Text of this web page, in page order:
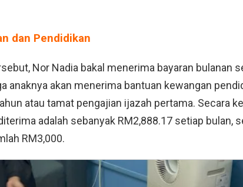
dan Pendidikan
Nor Nadia bakal menerima bayaran bulanan
anaknya akan menerima bantuan kewangan
atau tamat pengajian ijazah pertama. Secara
adalah sebanyak RM2,888.17 setiap bulan,
RM3,000.